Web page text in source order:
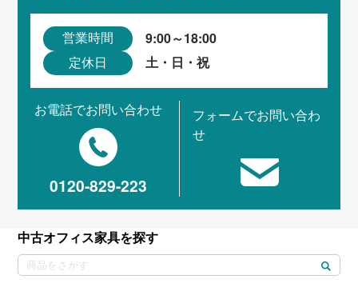
営業時間 9:00～18:00
定休日 土・日・祝
お電話でお問い合わせ
0120-829-223
フォームでお問い合わ
せ
中古オフィス家具を探す